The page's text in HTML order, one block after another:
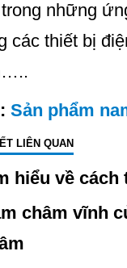
những
các thiết bị
Sản phẩm
LIÊN QUAN
hiểu về cách
châm vĩnh